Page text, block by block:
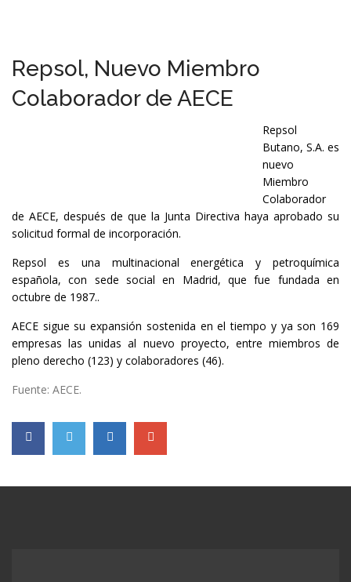
Repsol, Nuevo Miembro
Colaborador de AECE
Repsol
Butano, S.A. es
nuevo
Miembro
Colaborador
de AECE, después de que la Junta Directiva haya aprobado su
solicitud formal de incorporación.
Repsol es una multinacional energética y petroquímica
española, con sede social en Madrid, que fue fundada en
octubre de 1987.​.
AECE sigue su expansión sostenida en el tiempo y ya son 169
empresas las unidas al nuevo proyecto, entre miembros de
pleno derecho (123) y colaboradores (46).
Fuente: AECE.